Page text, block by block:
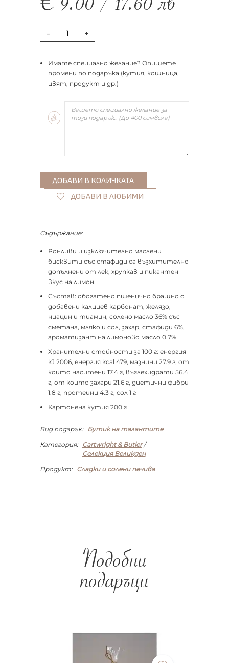
- +
Имате специално желание? Опишете
промени по подаръка (кутия, кошница,
цвят, продукт и др.)
ДОБАВИ В ЛЮБИМИ
Съдържание:
Ронливи и изключително маслени
бисквити със стафиди са възхитително
допълнени от лек, хрупкав и пикантен
вкус на лимон.
Състав: обогатено пшенично брашно с
добавени калциев карбонат, желязо,
ниацин и тиамин, солено масло 36% със
сметана, мляко и сол, захар, стафиди 6%,
ароматизант на лимоново масло 0.7%
Хранителни стойности за 100 г: енергия
kJ 2006, енергия kcal 479, мазнини 27.9 г, от
които наситени 17.4 г, въглехидрати 56.4
г, от които захари 21.6 г, диетични фибри
1.8 г, протеини 4.3 г, сол 1 г
Картонена кутия 200 г
Вид подарък:
Бутик на талантите
Категория:
Cartwright & Butler/
Селекция Великден
Продукт:
Сладки и солени печива
Подобни
подаръци